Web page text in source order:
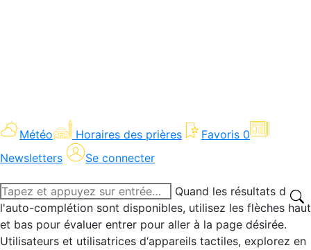
Météo Horaires des prières Favoris 0
Newsletters
Se connecter
Recherche
:
Quand les résultats de
l'auto-complétion sont disponibles, utilisez les flèches haut
et bas pour évaluer entrer pour aller à la page désirée.
Utilisateurs et utilisatrices d‘appareils tactiles, explorez en